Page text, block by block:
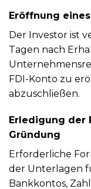
Eröffnung
Der Investor ist
Tagen nach
FDI-Konto zu
abzuschließen.
Erledigung der
Gründung
Erforderliche
der Unterlagen
Bankkontos,